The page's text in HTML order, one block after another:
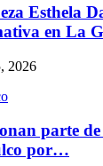
Esthela
en La
2026
parte
por…